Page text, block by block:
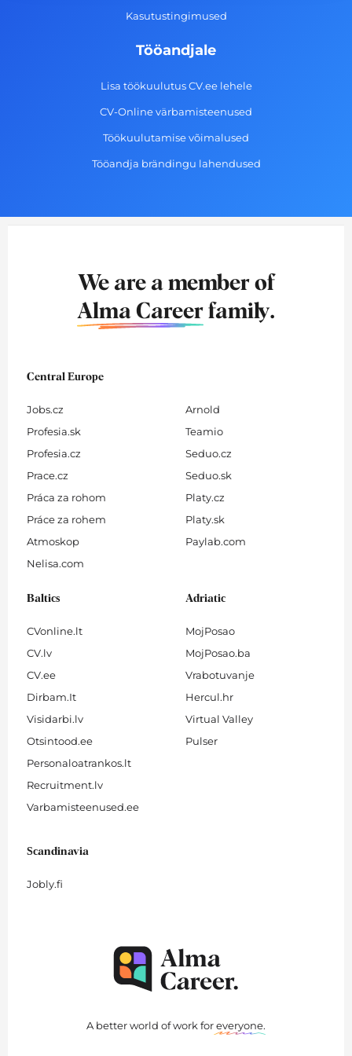
Kasutustingimused
Tööandjale
Lisa töökuulutus CV.ee lehele
CV-Online värbamisteenused
Töökuulutamise võimalused
Tööandja brändingu lahendused
We are a member of
Alma Career family.
Central Europe
Jobs.cz
Profesia.sk
Profesia.cz
Prace.cz
Práca za rohom
Práce za rohem
Atmoskop
Nelisa.com
Arnold
Teamio
Seduo.cz
Seduo.sk
Platy.cz
Platy.sk
Paylab.com
Baltics
CVonline.lt
CV.lv
CV.ee
Dirbam.It
Visidarbi.lv
Otsintood.ee
Personaloatrankos.lt
Recruitment.lv
Varbamisteenused.ee
Adriatic
MojPosao
MojPosao.ba
Vrabotuvanje
Hercul.hr
Virtual Valley
Pulser
Scandinavia
Jobly.fi
A better world of work foreveryone.